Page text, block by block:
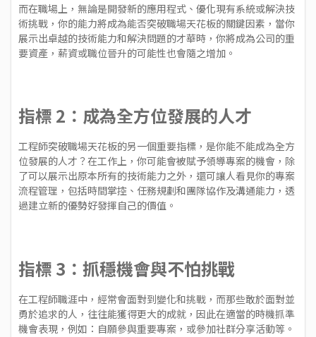
而在職場上，無論是開發新的應用程式、優化現有系統或解決技
術挑戰，你的能力將成為能否突破職場天花板的關鍵因素，當你
展示出卓越的技術能力和解決問題的才華時，你將成為公司的重
要資產，薪資或職位晉升的可能性也會隨之增加。
指標 2：成為全方位發展的人才
工程師突破職場天花板的另一個重要指標，是你能不能成為全方
位發展的人才？在工作上，你可能會被賦予領導專案的機會，除
了可以展示出原本所有的技術能力之外，還可讓人看見你的專案
流程管理，包括時間掌控、任務規劃和團隊協作及溝通能力，透
過建立新的優勢好發揮自己的價值。
指標 3：抓穩機會與不怕挑戰
在工程師職涯中，經常會面對到變化和挑戰，而那些敢於面對並
勇於追求的人，往往能獲得更大的成就，因此在適當的時機抓準
機會表現，例如：自願參與重要專案，或參加社群分享活動等。